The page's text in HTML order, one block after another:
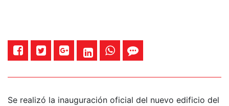
Se realizó la inauguración oficial del nuevo edificio del